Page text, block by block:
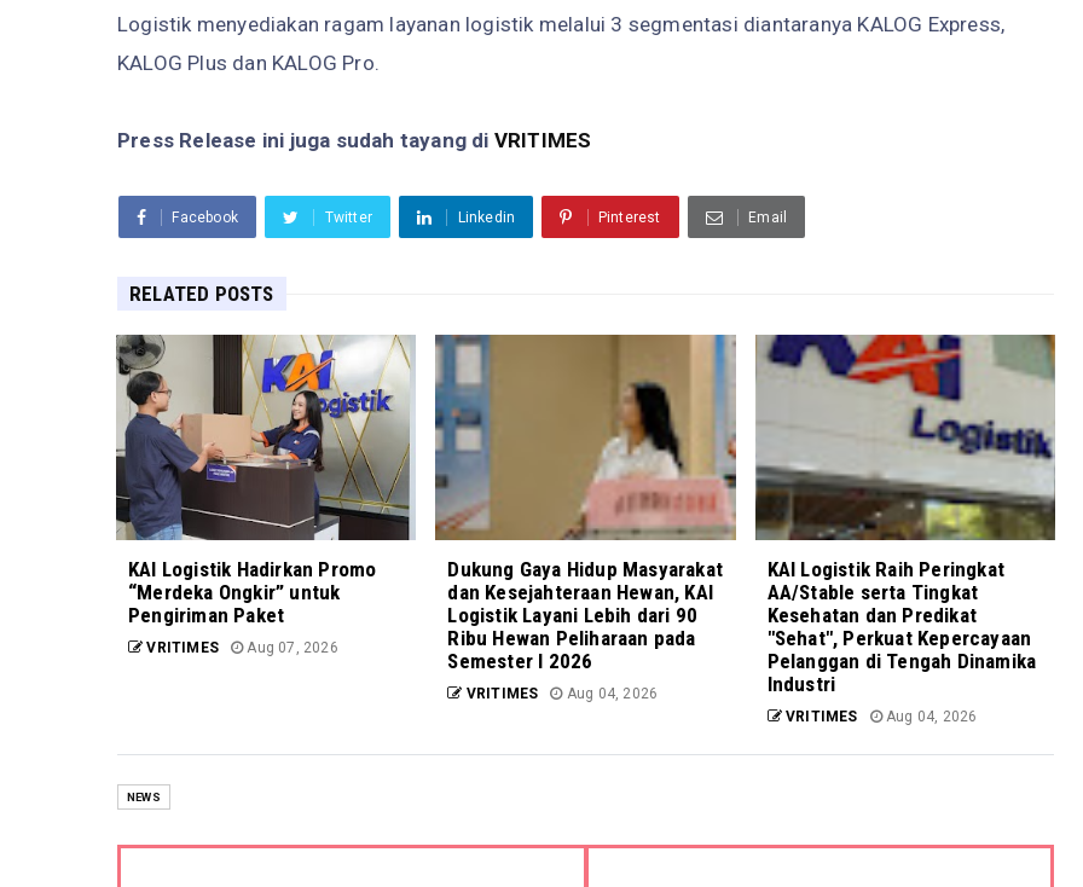
Logistik menyediakan ragam layanan logistik melalui 3 segmentasi diantaranya KALOG Express,
KALOG Plus dan KALOG Pro.
Press Release ini juga sudah tayang di VRITIMES
Facebook Twitter Linkedin Pinterest Email
RELATED POSTS
KAI Logistik Hadirkan Promo
“Merdeka Ongkir” untuk
Pengiriman Paket
VRITIMES Aug 07, 2026
Dukung Gaya Hidup Masyarakat
dan Kesejahteraan Hewan, KAI
Logistik Layani Lebih dari 90
Ribu Hewan Peliharaan pada
Semester I 2026
VRITIMES Aug 04, 2026
KAI Logistik Raih Peringkat
AA/Stable serta Tingkat
Kesehatan dan Predikat
"Sehat", Perkuat Kepercayaan
Pelanggan di Tengah Dinamika
Industri
VRITIMES Aug 04, 2026
NEWS